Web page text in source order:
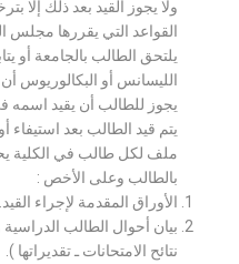
ولا يجوز القيد بعد ذلك
القواعد التي يقررها مجلس
يلتحق الطالب بالجامعة أو
الليسانس أو البكالوريوس
يجوز للطالب أن يقيد اسمه
يتم قيد الطالب بعد استيفاء
ملف لكل طالب في الكلية
بالطالب وعلى الأخص :
الأوراق المقدمة لإجراء القيد.
بيان أحوال الطالب الدراسية
نتائح الامتحانات ـ تقديراتها ).